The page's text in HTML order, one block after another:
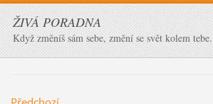
ŽIVÁ PORADNA
Když změníš sám sebe, změní se svět kolem tebe.